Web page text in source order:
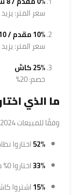
سعر المتر: يزيد بنسبة 28%
10% مقدم / 10 سنوات
سعر المتر: يزيد
25% كاش
خصم: 20%
ما الذي
وفقًا للمبيعات 2024:
52%اختاروا نظام الـ
33%اختاروا 0% مقدم.
15%اشتروا